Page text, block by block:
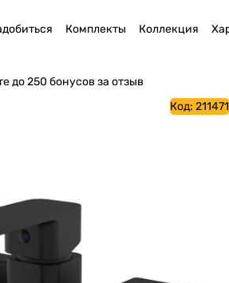
Комплекты Коллекция
до 250 бонусов за отзыв
Код: 211471